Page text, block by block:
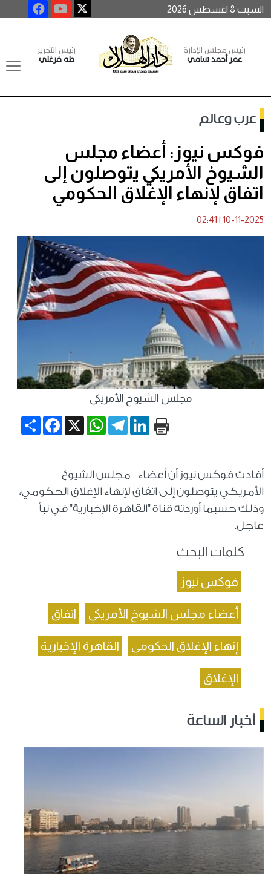
السبت 8 اغسطس 2026
رئيس مجلس الإدارة
عمر أحمد سامي
رئيس التحرير
طه فرغلي
عرب وعالم
فوكس نيوز: أعضاء مجلس
الشيوخ الأمريكي يتوصلون إلى
اتفاق لإنهاء الإغلاق الحكومي
10-11-2025
|
02:41
مجلس الشيوخ الأمريكي
Share
Facebook X
WhatsApp
TelegramLinkedIn
أفادت فوكس نيوز أن أعضاء مجلس الشيوخ
الأمريكي يتوصلون إلى اتفاق لإنهاء الإغلاق الحكومي،
وذلك حسبما أوردته قناة "القاهرة الإخبارية" في نبأ
عاجل.
كلمات البحث
فوكس نيوز
أعضاء مجلس الشيوخ الأمريكي اتفاق
إنهاء الإغلاق الحكومي القاهرة الإخبارية
الإغلاق
أخبار الساعة